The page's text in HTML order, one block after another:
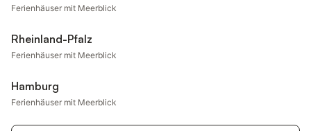
Ferienhäuser mit Meerblick
Rheinland-Pfalz
Ferienhäuser mit Meerblick
Hamburg
Ferienhäuser mit Meerblick